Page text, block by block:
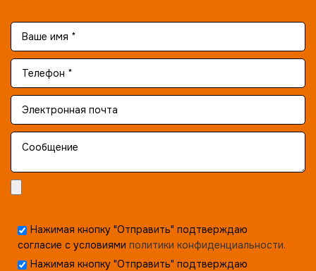
Нажимая кнопку "Отправить" подтверждаю
согласие с условиями политики конфиденциальности.
Нажимая кнопку "Отправить" подтверждаю